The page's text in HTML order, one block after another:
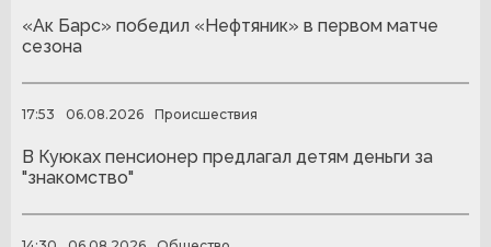
«Ак Барс» победил «Нефтяник» в первом матче
сезона
17:53 06.08.2026 Происшествия
В Куюках пенсионер предлагал детям деньги за
"знакомство"